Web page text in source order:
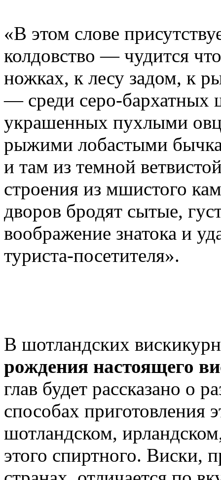
«В этом слове
колдовство — чудится
ножках, к лесу задом, к
— среди серо-бархатных
украшенных пухлыми
рыжими лобастыми
и там из темной
строения из мшистого
дворов бродят сытые,
воображение знатока и
туриста-посетителя».
В шотландских
рождения настоящего
глав будет рассказано о
способах приготовления
шотландском,
этого спиртного. Виски,